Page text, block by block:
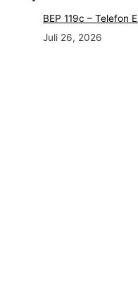
BEP 119c – Telefon
Juli 26, 2026